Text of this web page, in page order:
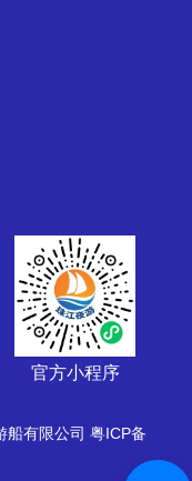
官方小程序
有限公司 粤ICP备